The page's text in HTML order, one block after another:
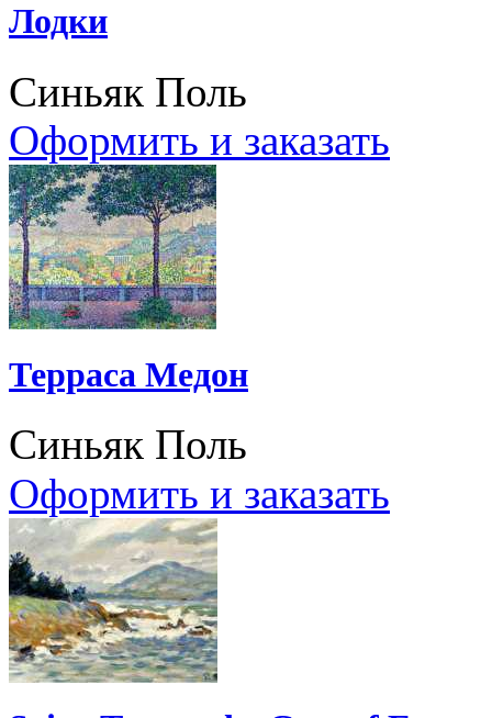
Лодки
Синьяк Поль
Оформить и заказать
Терраса Медон
Синьяк Поль
Оформить и заказать